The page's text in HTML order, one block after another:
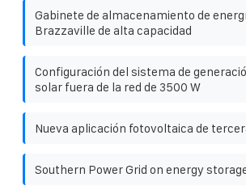
Gabinete de almacenamiento de
Brazzaville de alta capacidad
Configuración del sistema de
solar fuera de la red de 3500 W
Nueva aplicación fotovoltaica de
Southern Power Grid on energy